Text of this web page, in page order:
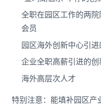
全职在园区工作的两
会员
园区海外创新中心引
企业全职高薪引进的创
海外高层次人才
特别注意：能填补园区产